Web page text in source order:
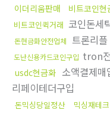
이더리움판매 비트코인현
비트코인퀵거래 코인돈세
돈현금화안전업체 트론리
도난신용카드코인구입 tron
usdc현금화 소액결제매
리페이테더구입
돈믹싱당일정산 믹싱재테크